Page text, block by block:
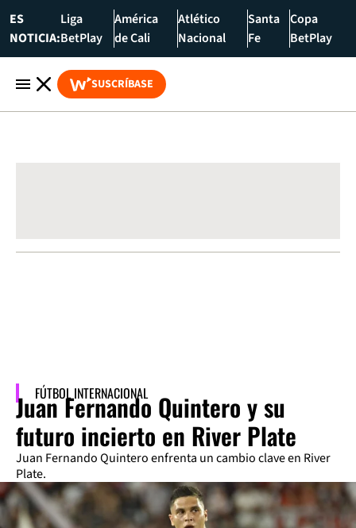
ES
NOTICIA:
Liga
BetPlay
América
de Cali
Atlético
Nacional
Santa
Fe
Copa
BetPlay
SUSCRÍBASE
FÚTBOL INTERNACIONAL
Juan Fernando Quintero y su
futuro incierto en River Plate
Juan Fernando Quintero enfrenta un cambio clave en River
Plate.